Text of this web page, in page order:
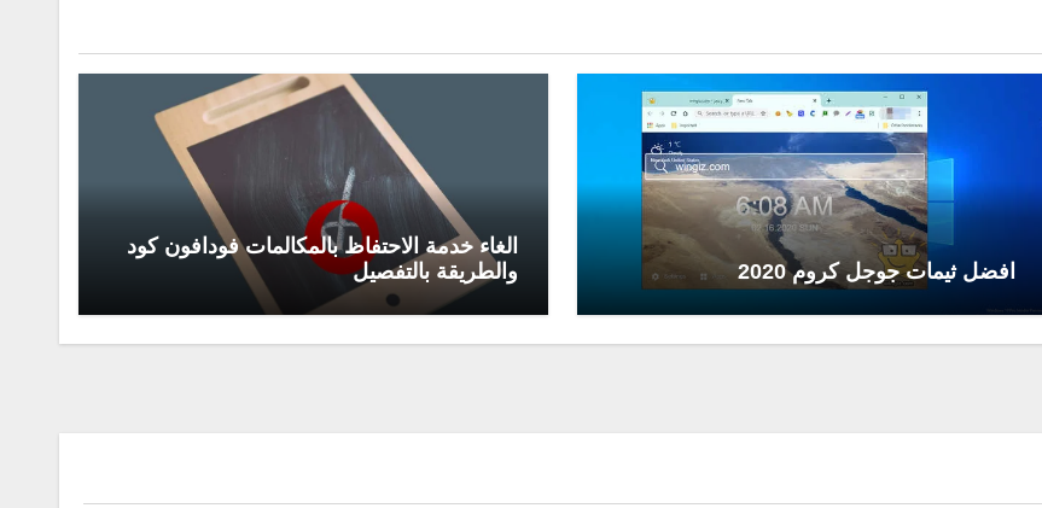
افضل ثيمات جوجل كروم 2020
الغاء خدمة الاحتفاظ بالمكالمات فودافون كود
والطريقة بالتفصيل